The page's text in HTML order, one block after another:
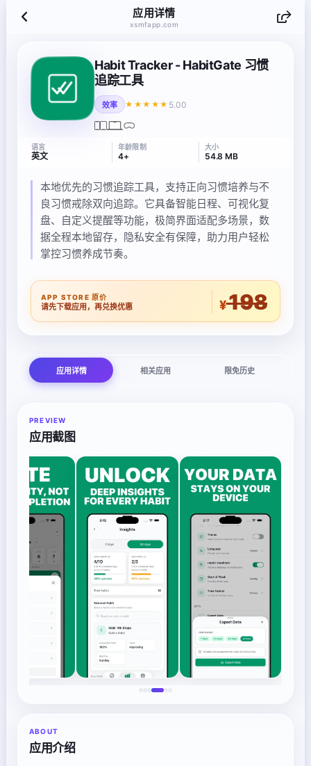
应用详情
xsmfapp.com
Habit Tracker - HabitGate 习惯
追踪工具
效率 ★★★★★ 5.00
语言
英文
年龄限制
4+
大小
54.8 MB
本地优先的习惯追踪工具，支持正向习惯培养与不
良习惯戒除双向追踪。它具备智能日程、可视化复
盘、自定义提醒等功能，极简界面适配多场景，数
据全程本地留存，隐私安全有保障，助力用户轻松
掌控习惯养成节奏。
APP STORE 原价
请先下载应用，再兑换优惠 ¥198
应用详情 相关应用 限免历史
PREVIEW
应用截图
ABOUT
应用介绍